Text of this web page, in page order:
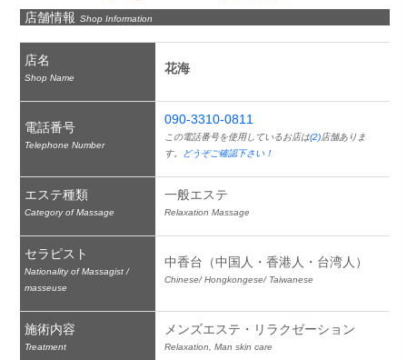
店舗情報 Shop Information
店名
Shop Name
花海
電話番号
Telephone Number
090-3310-0811
この電話番号を使用しているお店は(2)店舗ありま
す。
どうぞご確認下さい！
エステ種類
Category of Massage
一般エステ
Relaxation Massage
セラピスト
Nationality of Massagist /
masseuse
中香台（中国人・香港人・台湾人）
Chinese/ Hongkongese/ Taiwanese
施術内容
Treatment
メンズエステ・リラクゼーション
Relaxation, Man skin care